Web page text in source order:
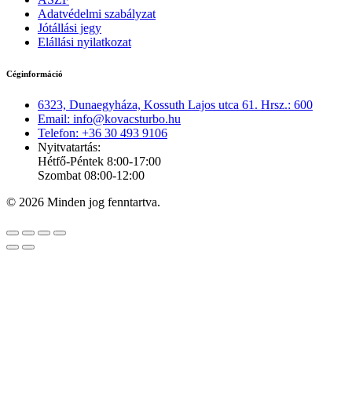
Adatvédelmi szabályzat
Jótállási jegy
Elállási nyilatkozat
Céginformáció
6323, Dunaegyháza, Kossuth Lajos utca 61. Hrsz.: 600
Email: info@kovacsturbo.hu
Telefon: +36 30 493 9106
Nyitvatartás:
Hétfő-Péntek 8:00-17:00
Szombat 08:00-12:00
© 2026 Minden jog fenntartva.